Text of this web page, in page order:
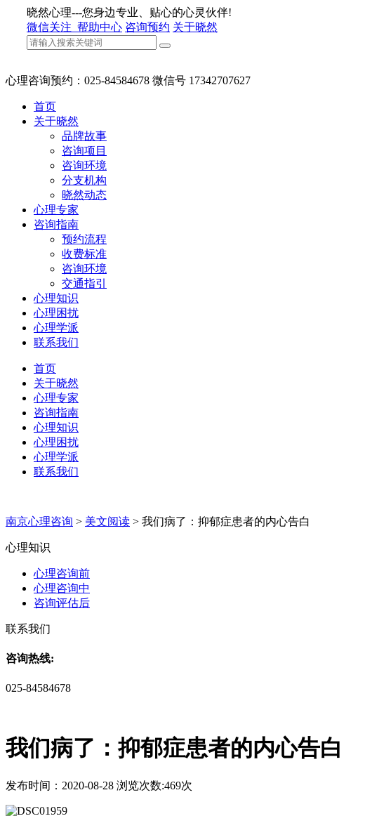
晓然心理---您身边专业、贴心的心灵伙伴!
微信关注 帮助中心 咨询预约 关于晓然
心理咨询预约：025-84584678 微信号 17342707627
首页
关于晓然
品牌故事
咨询项目
咨询环境
分支机构
晓然动态
心理专家
咨询指南
预约流程
收费标准
咨询环境
交通指引
心理知识
心理困扰
心理学派
联系我们
首页
关于晓然
心理专家
咨询指南
心理知识
心理困扰
心理学派
联系我们
南京心理咨询 > 美文阅读 > 我们病了：抑郁症患者的内心告白
心理知识
心理咨询前
心理咨询中
咨询评估后
联系我们
咨询热线:
025-84584678
我们病了：抑郁症患者的内心告白
发布时间：2020-08-28 浏览次数:469次